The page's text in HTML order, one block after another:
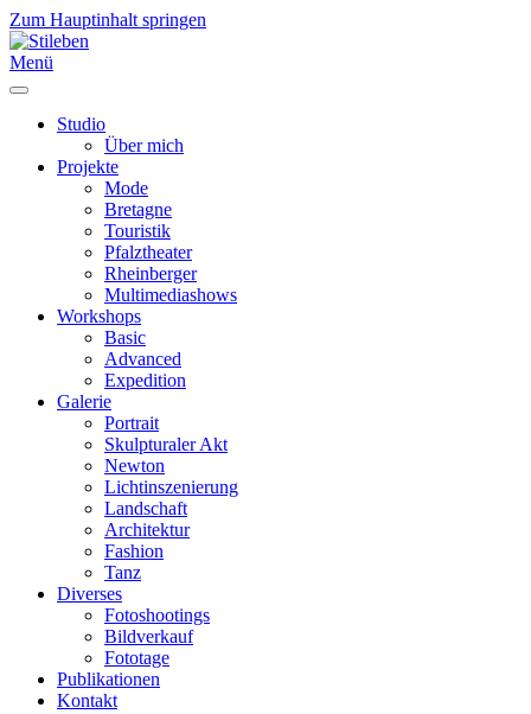
Zum Hauptinhalt springen
Menü
Studio
Über mich
Projekte
Mode
Bretagne
Touristik
Pfalztheater
Rheinberger
Multimediashows
Workshops
Basic
Advanced
Expedition
Galerie
Portrait
Skulpturaler Akt
Newton
Lichtinszenierung
Landschaft
Architektur
Fashion
Tanz
Diverses
Fotoshootings
Bildverkauf
Fototage
Publikationen
Kontakt